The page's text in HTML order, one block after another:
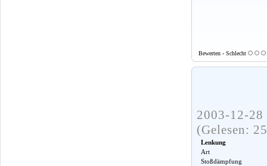
Bewerten - Schlecht
2003-12-
(Gelesen:
Lenkung
Art
Stoßdämpfung